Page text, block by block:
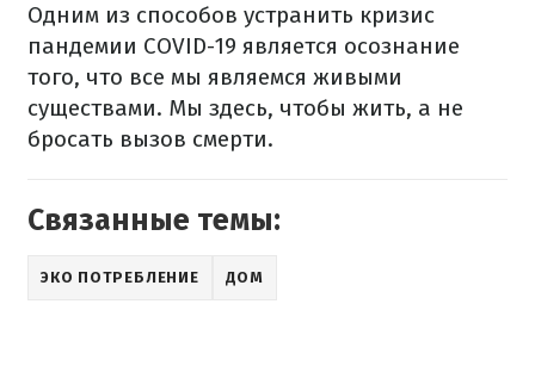
Одним из способов устранить кризис
пандемии COVID-19 является осознание
того, что все мы являемся живыми
существами. Мы здесь, чтобы жить, а не
бросать вызов смерти.
Связанные темы:
ЭКО ПОТРЕБЛЕНИЕ ДОМ